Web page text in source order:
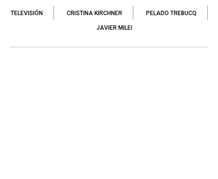
TELEVISIÓN CRISTINA KIRCHNER PELADO TREBUCQ
JAVIER MILEI